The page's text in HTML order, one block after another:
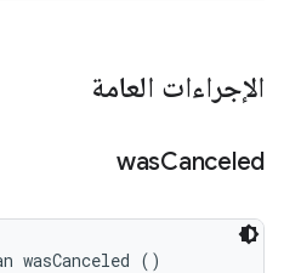
الإجراءات العامة
wasCanceled
wasCanceled ()